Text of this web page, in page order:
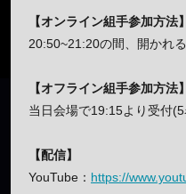
【オンライン組手参加方法】
20:50~21:20の間、開かれ
【オフライン組手参加方法】
当日会場で19:15より受付
【配信】
YouTube： https://